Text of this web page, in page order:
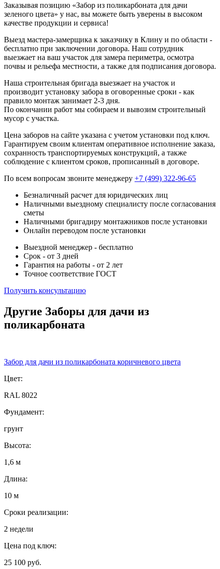
Заказывая позицию «Забор из поликарбоната для дачи
зеленого цвета» у нас, вы можете быть уверены в высоком
качестве продукции и сервиса!
Выезд мастера-замерщика к заказчику в Клину и по области -
бесплатно при заключении договора. Наш сотрудник
выезжает на ваш участок для замера периметра, осмотра
почвы и рельефа местности, а также для подписания договора.
Наша строительная бригада выезжает на участок и
производит установку забора в оговоренные сроки - как
правило монтаж занимает 2-3 дня.
По окончании работ мы собираем и вывозим строительный
мусор с участка.
Цена заборов на сайте указана с учетом установки под ключ.
Гарантируем своим клиентам оперативное исполнение заказа,
сохранность транспортируемых конструкций, а также
соблюдение с клиентом сроков, прописанный в договоре.
По всем вопросам звоните менеджеру +7 (499) 322-96-65
Безналичный расчет для юридических лиц
Наличными выездному специалисту после согласования
сметы
Наличными бригадиру монтажников после установки
Онлайн переводом после установки
Выездной менеджер - бесплатно
Срок - от 3 дней
Гарантия на работы - от 2 лет
Точное соответствие ГОСТ
Получить консультацию
Другие Заборы для дачи из
поликарбоната
Забор для дачи из поликарбоната коричневого цвета
Цвет:
RAL 8022
Фундамент:
грунт
Высота:
1,6 м
Длина:
10 м
Сроки реализации:
2 недели
Цена под ключ:
25 100 руб.